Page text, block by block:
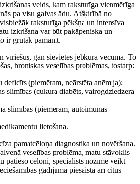
veids, kam raksturīga vienmērīga
pa visu galvas ādu. Atšķirībā no
raksturīga pēkšņa un intensīva
izkrišana var būt pakāpeniska un
ir grūtāk pamanīt.
vīriešus, gan sievietes jebkurā vecumā. To
hroniskas veselības problēmas, tostarp:
deficīts (piemēram, neārstēta anēmija);
slimības (cukura diabēts, vairogdziedzera
slimības (piemēram, autoimūnās
lietošana.
pamatcēloņa diagnostika un novēršana.
veselības problēma, matu stāvoklis
patieso cēloni, speciālists nozīmē veikt
gadījumā piesaista arī citus